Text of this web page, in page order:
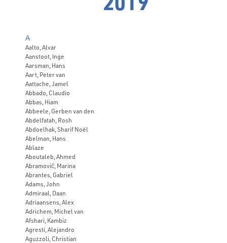
A
Aalto, Alvar
Aanstoot, Inge
Aarsman, Hans
Aart, Peter van
Aattache, Jamel
Abbado, Claudio
Abbas, Hiam
Abbeele, Gerben van den
Abdelfatah, Rosh
Abdoelhak, Sharif Noël
Abelman, Hans
Ablaze
Aboutaleb, Ahmed
Abramović, Marina
Abrantes, Gabriel
Adams, John
Admiraal, Daan
Adriaansens, Alex
Adrichem, Michel van
Afshari, Kambiz
Agresti, Alejandro
Aguzzoli, Christian